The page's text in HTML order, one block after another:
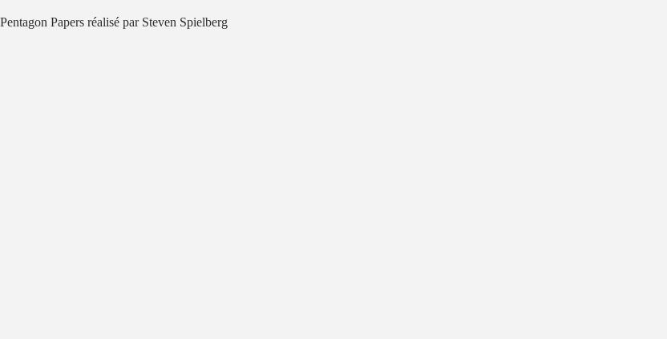
Pentagon Papers réalisé par Steven Spielberg